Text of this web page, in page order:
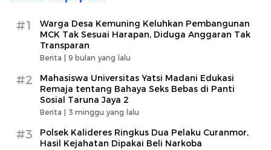
#1
Warga Desa Kemuning Keluhkan Pembangunan
MCK Tak Sesuai Harapan, Diduga Anggaran Tak
Transparan
Berita | 9 bulan yang lalu
#2
Mahasiswa Universitas Yatsi Madani Edukasi
Remaja tentang Bahaya Seks Bebas di Panti
Sosial Taruna Jaya 2
Berita | 3 minggu yang lalu
#3
Polsek Kalideres Ringkus Dua Pelaku Curanmor,
Hasil Kejahatan Dipakai Beli Narkoba